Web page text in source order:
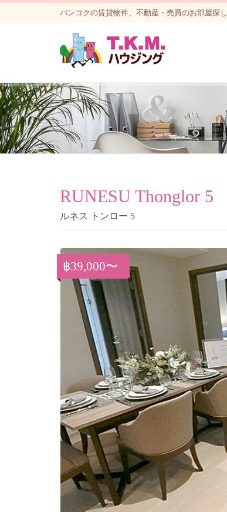
バンコクの賃貸物件、不動産・売買のお部屋探し
RUNESU Thonglor 5
ルネス トンロー 5
฿39,000〜